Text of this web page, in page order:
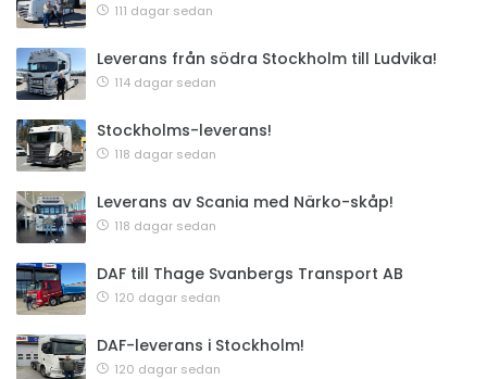
111 dagar sedan
Leverans från södra Stockholm till Ludvika!
114 dagar sedan
Stockholms-leverans!
118 dagar sedan
Leverans av Scania med Närko-skåp!
118 dagar sedan
DAF till Thage Svanbergs Transport AB
120 dagar sedan
DAF-leverans i Stockholm!
120 dagar sedan